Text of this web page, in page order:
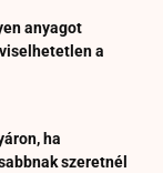
anyagot
a
ha
szeretnél